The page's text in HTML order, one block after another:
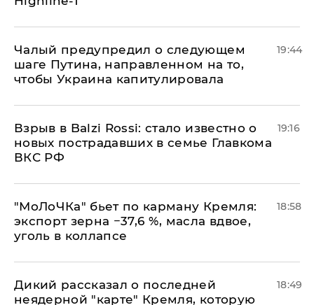
Чалый предупредил о следующем
шаге Путина, направленном на то,
чтобы Украина капитулировала
19:44
Взрыв в Balzi Rossi: стало известно о
новых пострадавших в семье Главкома
ВКС РФ
19:16
​"МоЛоЧКа" бьет по карману Кремля:
экспорт зерна −37,6 %, масла вдвое,
уголь в коллапсе
18:58
Дикий рассказал о последней
неядерной "карте" Кремля, которую
18:49